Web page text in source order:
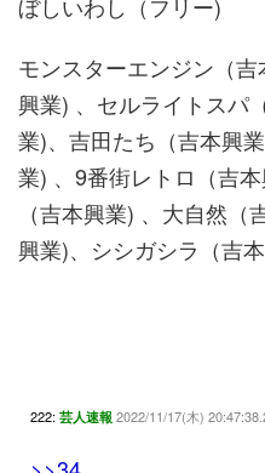
モンスターエンジン（
興業) 、セルライトスパ
業)、吉田たち（吉本興
業) 、9番街レトロ（吉
（吉本興業) 、大自然
興業)、シシガシラ（吉
222: 芸人速報 2022/11/17(木)